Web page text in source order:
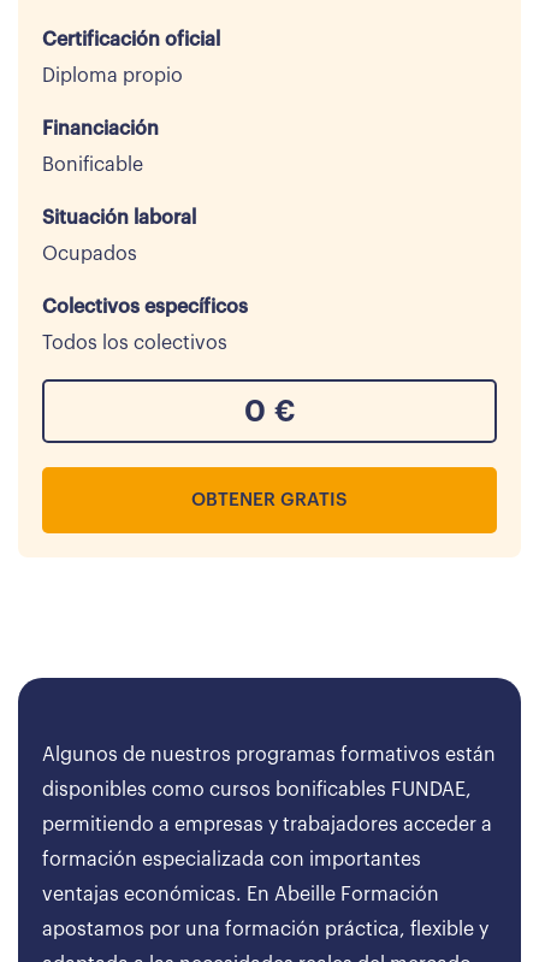
Certificación oficial
Diploma propio
Financiación
Bonificable
Situación laboral
Ocupados
Colectivos específicos
Todos los colectivos
0 €
OBTENER GRATIS
Algunos de nuestros programas formativos están
disponibles como cursos bonificables FUNDAE,
permitiendo a empresas y trabajadores acceder a
formación especializada con importantes
ventajas económicas. En Abeille Formación
apostamos por una formación práctica, flexible y